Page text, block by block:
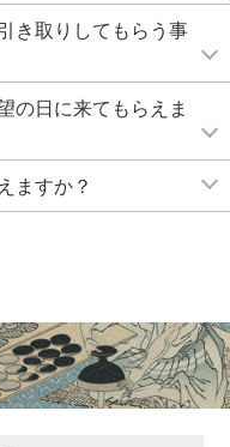
き取りしてもらう事
の日に来てもらえま
ますか？